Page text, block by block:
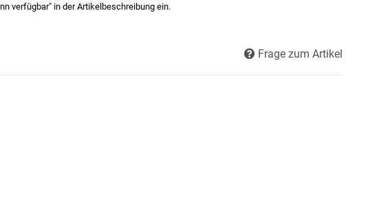
verfügbar" in der Artikelbeschreibung ein.
Frage zum Artikel